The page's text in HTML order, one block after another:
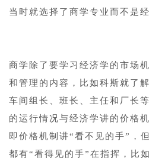
当时就选择了商学专业而不是经
商学除了要学习经济学的市场
和管理的内容，比如科斯就了
车间组长、班长、主任和厂长
的运行情况与经济学讲的价格
即价格机制讲“看不见的手”，
都有“看得见的手”在指挥，比